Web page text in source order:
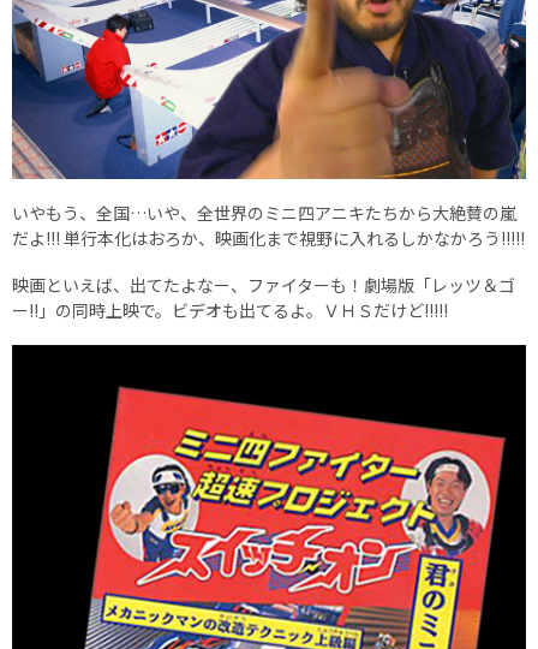
いやもう、全国…いや、全世界のミニ四アニキたちから大絶賛の嵐
だよ!!! 単行本化はおろか、映画化まで視野に入れるしかなかろう!!!!!
映画といえば、出てたよなー、ファイターも！劇場版「レッツ＆ゴ
ー!!」の同時上映で。ビデオも出てるよ。ＶＨＳだけど!!!!!